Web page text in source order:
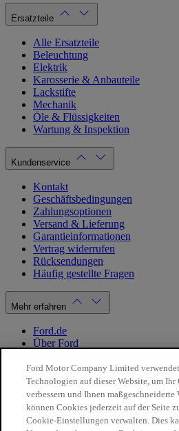
Ersatzteile
Alle Ersatzteile
Beleuchtung
Elektrik
Karosserie & Anbauteile
Lackstifte
Mechanik
Öle & Flüssigkeiten
Wartung & Inspektion
Kundenservice
Kontakt
Geschäftsbedingungen
Zahlungsoptionen
Versand & Lieferung
Garantieinformationen
Vertrag widerrufen
Rücksendungen
Häufig gestellte Fragen
Mehr erfahren
Ford.de
Über Ford
Datenschutzbestimmungen
Impressum
Mein Konto
Ford Motor Company Limited
Technologien auf dieser Website, um
verbessern und Ihnen maßgeschneiderte
können Cookies jederzeit auf der Seite
Cookie-Einstellungen verwalten. Dies